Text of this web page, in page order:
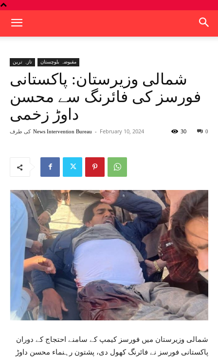
تازہ ترین مقبوضہ بلوچستان
شمالی وزیرستان: پاکستانی
فورسز کی فائرنگ سے محسن
داوڑ زخمی
کی طرف News Intervention Bureau - February 10, 2024 0
30
شمالی وزیرستان میں فورسز کیمپ کے سامنے احتجاج کے دوران
پاکستانی فورسز نے فائرنگ کھول دی، پشتون رہنماء محسن داوڑ